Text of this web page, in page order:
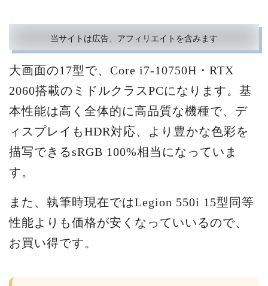
当サイトは広告、アフィリエイトを含みます
大画面の17型で、Core i7-10750H・RTX
2060搭載のミドルクラスPCになります。基
本性能は高く全体的に高品質な機種で、デ
ィスプレイもHDR対応、より豊かな色彩を
描写できるsRGB 100%相当になっていま
す。
また、執筆時現在ではLegion 550i 15型同等
性能よりも価格が安くなっていいるので、
お買い得です。